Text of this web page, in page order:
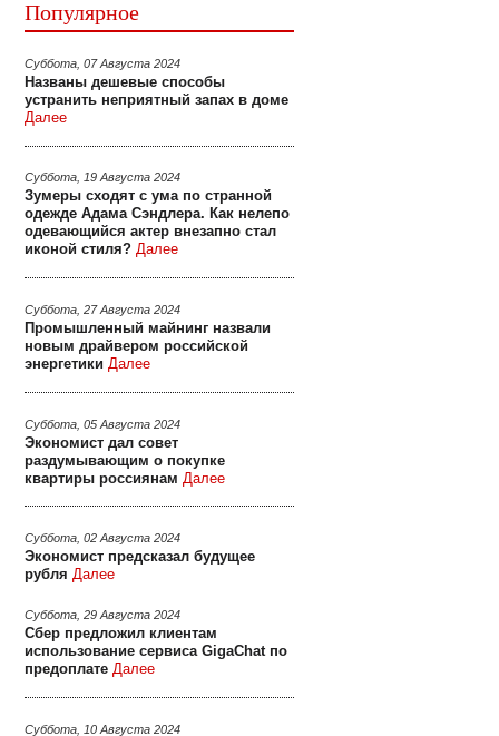
Популярное
Суббота, 07 Августа 2024
Названы дешевые способы
устранить неприятный запах в доме
Далее
Суббота, 19 Августа 2024
Зумеры сходят с ума по странной
одежде Адама Сэндлера. Как нелепо
одевающийся актер внезапно стал
иконой стиля? Далее
Суббота, 27 Августа 2024
Промышленный майнинг назвали
новым драйвером российской
энергетики Далее
Суббота, 05 Августа 2024
Экономист дал совет
раздумывающим о покупке
квартиры россиянам Далее
Суббота, 02 Августа 2024
Экономист предсказал будущее
рубля Далее
Суббота, 29 Августа 2024
Сбер предложил клиентам
использование сервиса GigaChat по
предоплате Далее
Суббота, 10 Августа 2024